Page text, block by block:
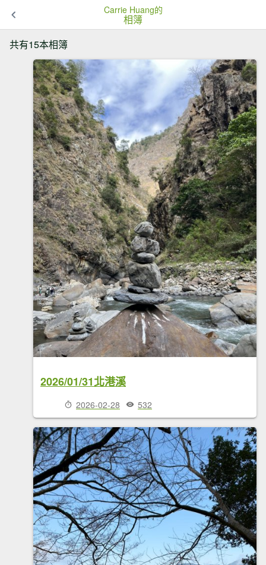
Carrie Huang的
相簿
共有15本相簿
2026/01/31北港溪
2026-02-28 532